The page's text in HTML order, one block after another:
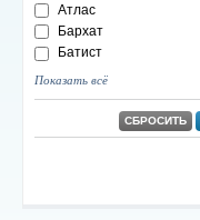
Атлас
Бархат
Батист
Показать всё
СБРОСИТЬ